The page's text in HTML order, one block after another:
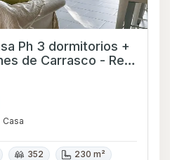
Ph 3 dormitorios +
de Carrasco - Ref
Casa
352
230 m²